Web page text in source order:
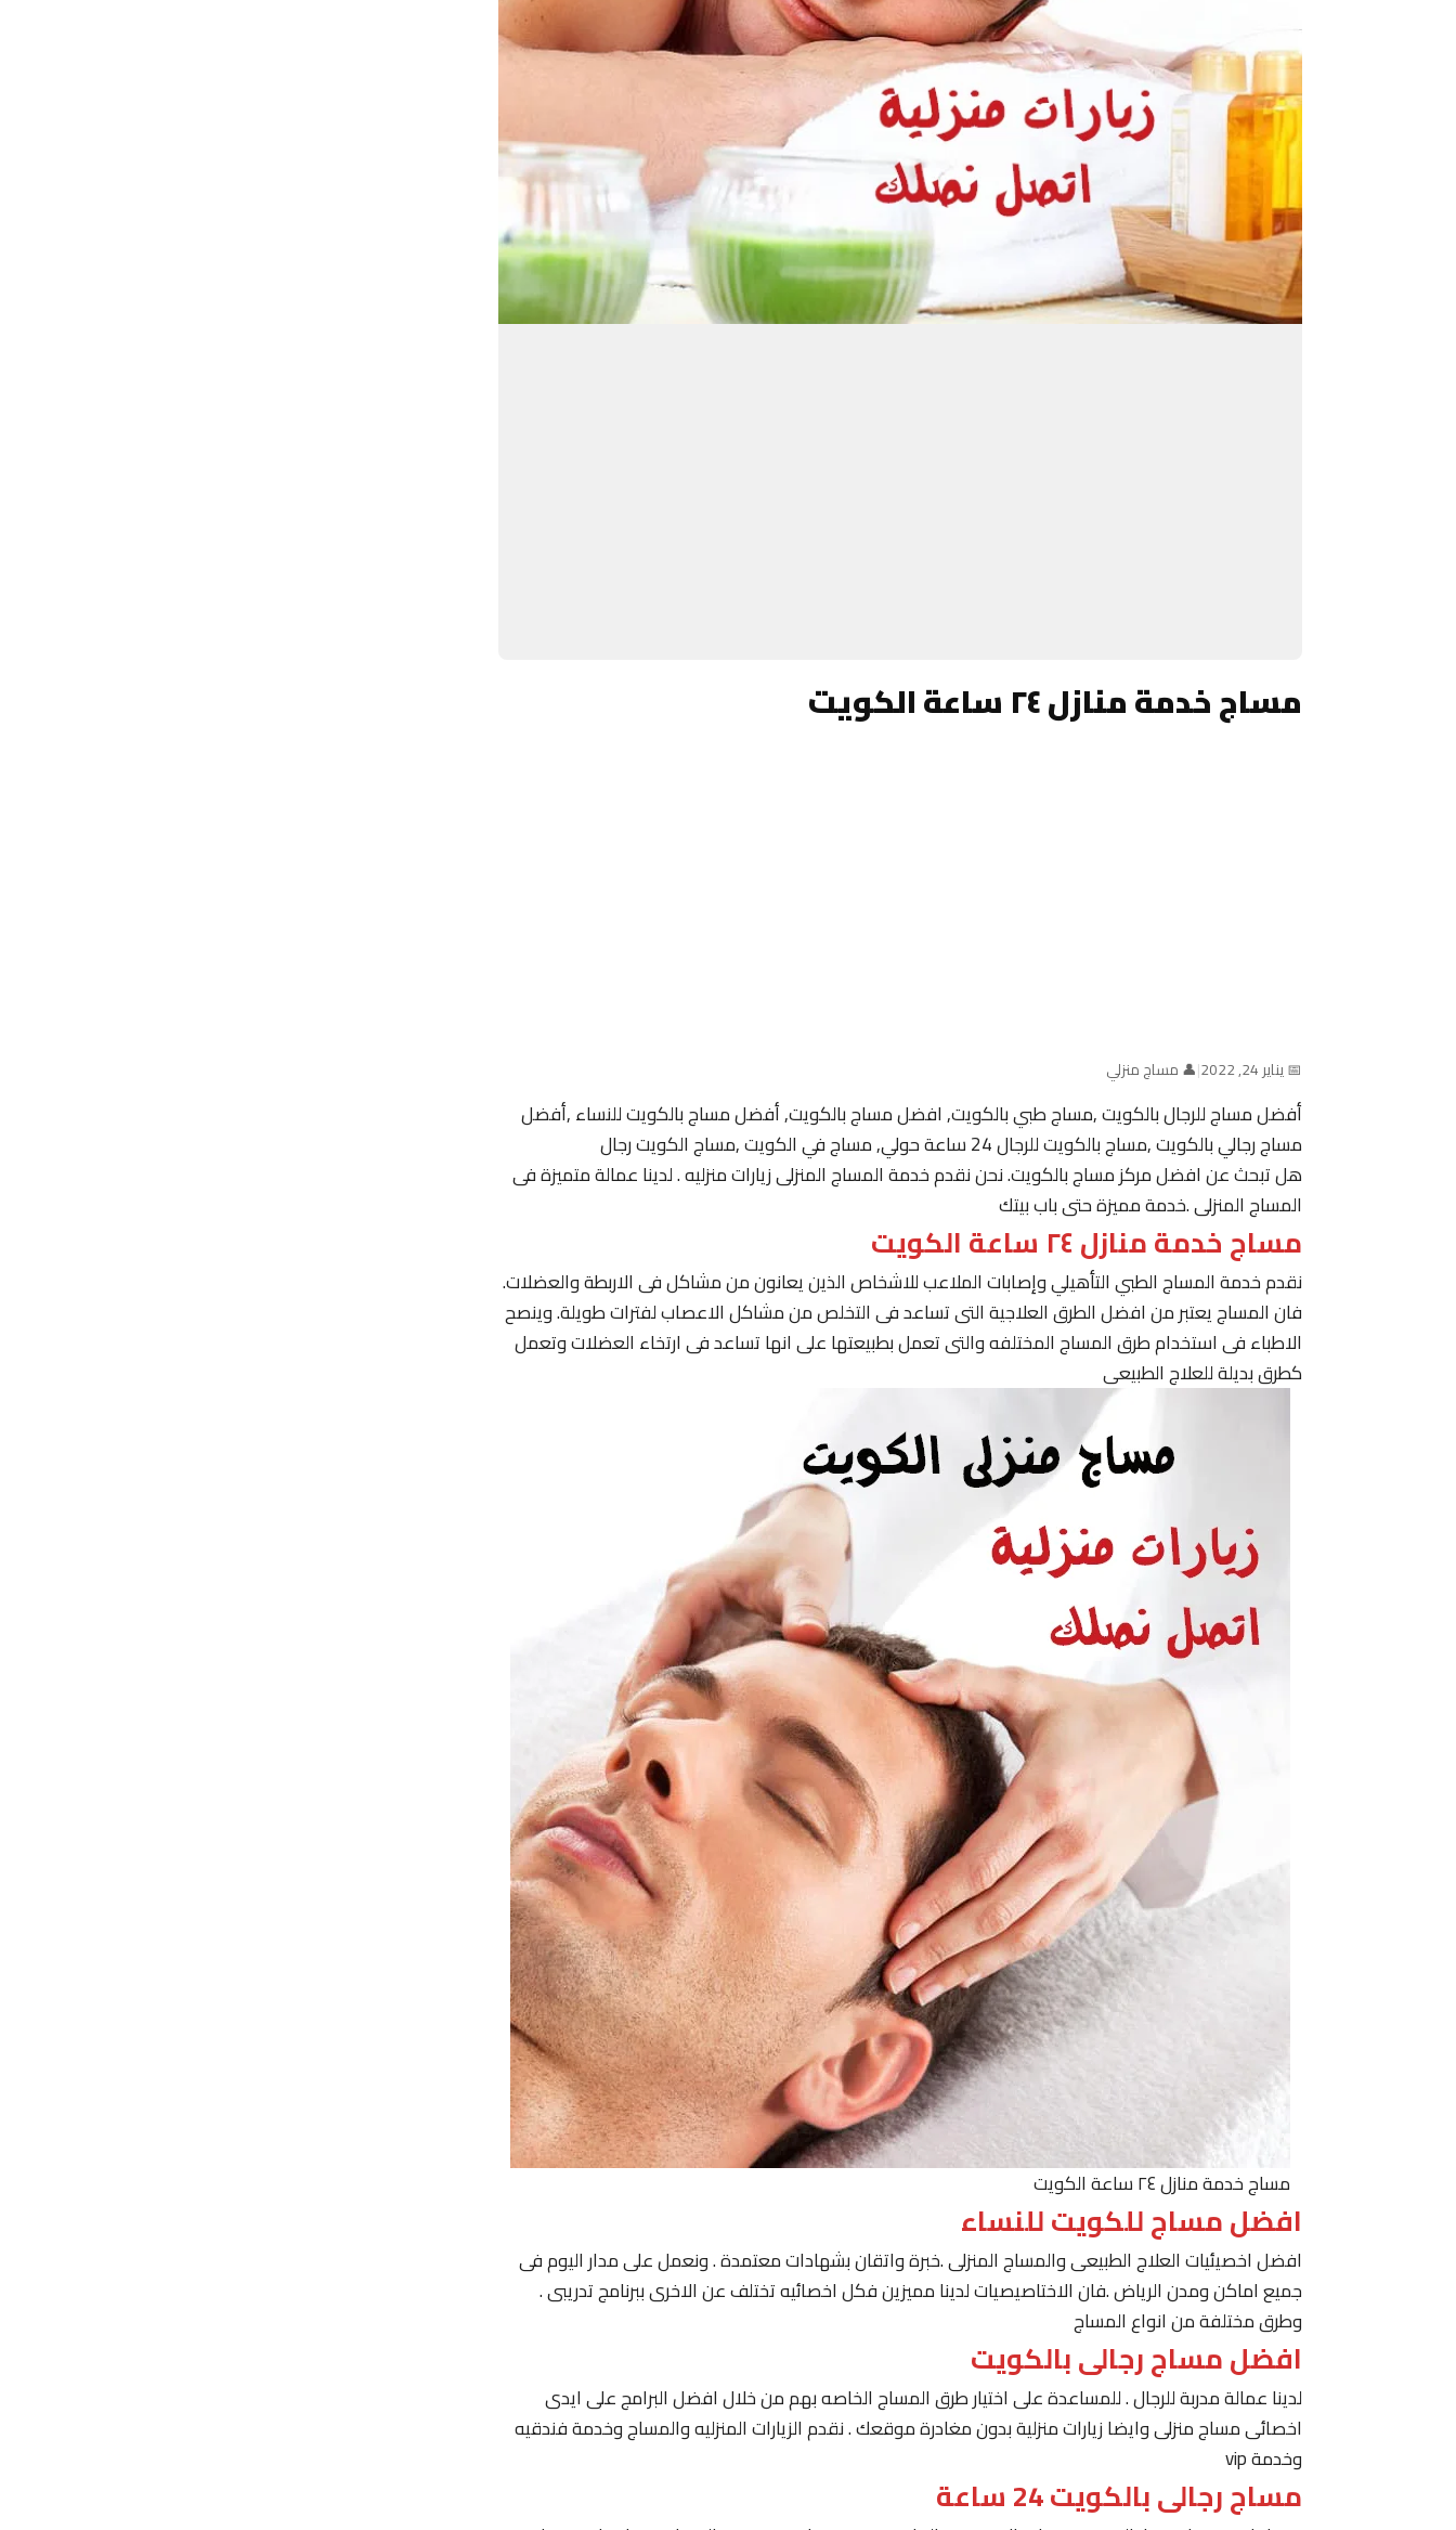
مساج خدمة منازل ٢٤ ساعة الكويت
📅 يناير 24, 2022 |👤 مساج منزلي
أفضل مساج للرجال بالكويت ,مساج طبي بالكويت, افضل مساج بالكويت, أفضل مساج بالكويت للنساء ,أفضل
مساج رجالي بالكويت ,مساج بالكويت للرجال 24 ساعة حولي, مساج في الكويت ,مساج الكويت رجال
هل تبحث عن افضل مركز مساج بالكويت. نحن نقدم خدمة المساج المنزلى زيارات منزليه . لدينا عمالة متميزة فى
المساج المنزلى .خدمة مميزة حتى باب بيتك
مساج خدمة منازل ٢٤ ساعة الكويت
نقدم خدمة المساج الطبي التأهيلي وإصابات الملاعب للاشخاص الذين يعانون من مشاكل فى الاربطة والعضلات.
فان المساج يعتبر من افضل الطرق العلاجية التى تساعد فى التخلص من مشاكل الاعصاب لفترات طويلة. وينصح
الاطباء فى استخدام طرق المساج المختلفه والتى تعمل بطبيعتها على انها تساعد فى ارتخاء العضلات وتعمل
كطرق بديلة للعلاج الطبيعى
مساج خدمة منازل ٢٤ ساعة الكويت
افضل مساج للكويت للنساء
افضل اخصيئيات العلاج الطبيعى والمساج المنزلى .خبرة واتقان بشهادات معتمدة . ونعمل على مدار اليوم فى
جميع اماكن ومدن الرياض .فان الاختاصيصيات لدينا مميزين فكل اخصائيه تختلف عن الاخرى ببرنامج تدريبى .
وطرق مختلفة من انواع المساج
افضل مساج رجالى بالكويت
لدينا عمالة مدربة للرجال . للمساعدة على اختيار طرق المساج الخاصه بهم من خلال افضل البرامج على ايدى
اخصائى مساج منزلى وايضا زيارات منزلية بدون مغادرة موقعك . نقدم الزيارات المنزليه والمساج وخدمة فندقيه
وخدمة vip
مساج رجالى بالكويت 24 ساعة